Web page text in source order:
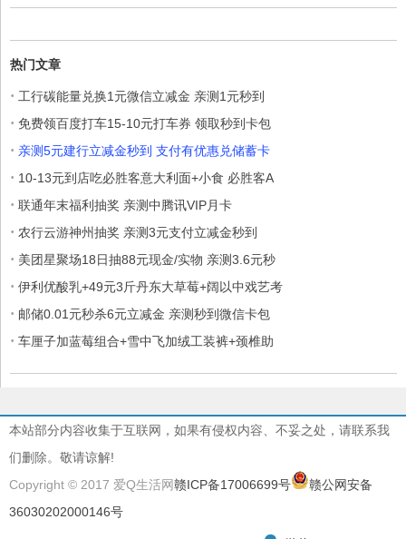
热门文章
· 工行碳能量兑换1元微信立减金 亲测1元秒到
· 免费领百度打车15-10元打车券 领取秒到卡包
· 亲测5元建行立减金秒到 支付有优惠兑储蓄卡
· 10-13元到店吃必胜客意大利面+小食 必胜客A
· 联通年末福利抽奖 亲测中腾讯VIP月卡
· 农行云游神州抽奖 亲测3元支付立减金秒到
· 美团星聚场18日抽88元现金/实物 亲测3.6元秒
· 伊利优酸乳+49元3斤丹东大草莓+阔以中戏艺考
· 邮储0.01元秒杀6元立减金 亲测秒到微信卡包
· 车厘子加蓝莓组合+雪中飞加绒工装裤+颈椎助
本站部分内容收集于互联网，如果有侵权内容、不妥之处，请联系我
们删除。敬请谅解!
Copyright © 2017 爱Q生活网赣ICP备17006699号
赣公网安备
36030202000146号